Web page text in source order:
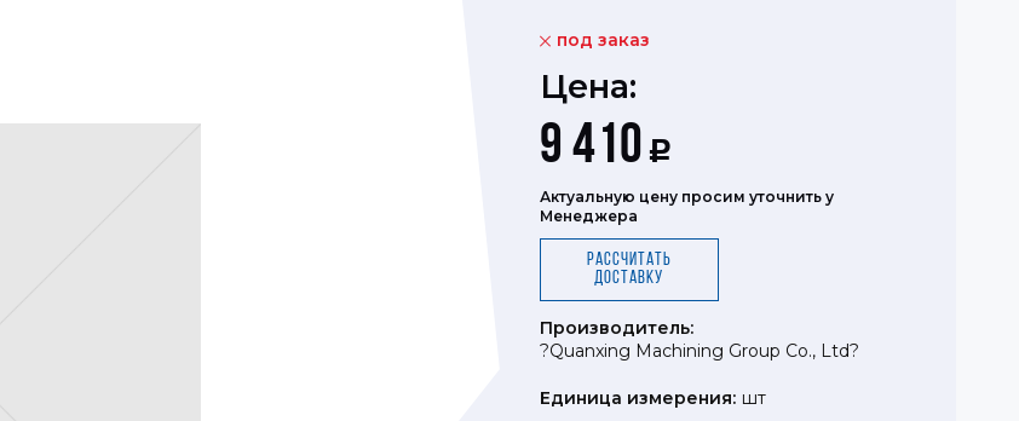
под заказ
Цена:
9 410 Р
Актуальную цену просим уточнить у
Менеджера
Рассчитать
доставку
Производитель:
?Quanxing Machining Group Co., Ltd?
Единица измерения: шт